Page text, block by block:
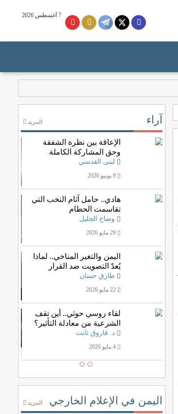
7 أغسطس 2026
آراء المزيد
الإعاقة بين نظرة الشفقة
وحق المشاركة الكاملة
لبنى القدسي
9 يونيو 2026
هادي.. حامل آثام النخب التي
تقاسمت الحطام
وضاح الجليل
29 مايو 2026
اليمن والتغير المناخي.. لماذا
يُعدّ التصويت ضد القرار
الأممي خسارة للمصلحة
اليمنية؟
طارق حسان
22 مايو 2026
لقاء روسي حوثي.. أين تقف
الشرعية من معادلة التأثير؟
د. فاروق ثابت
4 مايو 2026
اليمن في الإعلام الخارجي المزيد